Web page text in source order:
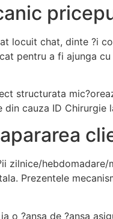
locuit chat, dinte ?i
pentru a fi ajunga
structurata
cauza ID
hebdomadare/
Prezentele
o ?ansa de ?ansa